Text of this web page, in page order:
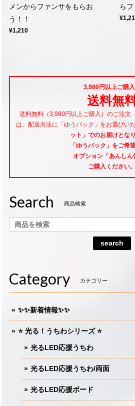
メンからファンサをもらお
う！！
¥1,210
ら
3,980円以上ご購入
送料無
送料無料（3,980円以上ご購入）のご注文
は、配送方法に「ゆうパック」をお選びい
ット」でのお届けとなり
「ゆうパック」をご希
オプション「あんしん
ご購入ください。
Search 商品検索
search
Category カテゴリー
✨✨新着情報✨✨
⭐️ 光る！うちわシリーズ ⭐️
光るLED応援うちわ
光るLED応援うちわ/両面
光るLED応援ボード